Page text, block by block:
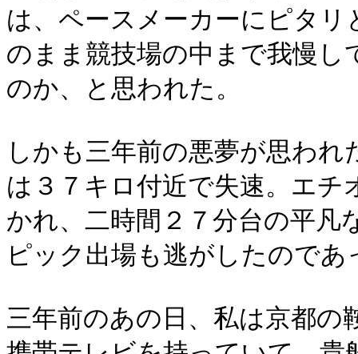
は、ペースメーカーにピタ
のまま競技場の中まで我慢
のか、と思われた。
しかも三年前の悪夢が思わ
は３７キロ付近で失速。エ
かれ、二時間２７分台の平
ピック出場も逃がしたのであ
三年前のあの日、私は京都